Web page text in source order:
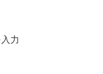
力